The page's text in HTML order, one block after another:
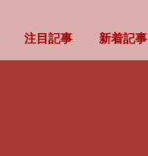
注目記事 新着記事